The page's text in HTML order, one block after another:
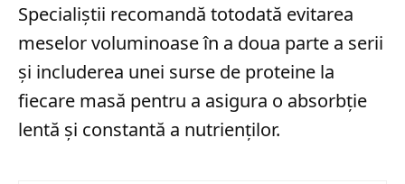
Specialiștii recomandă totodată evitarea
meselor voluminoase în a doua parte a serii
și includerea unei surse de proteine la
fiecare masă pentru a asigura o absorbție
lentă și constantă a nutrienților.